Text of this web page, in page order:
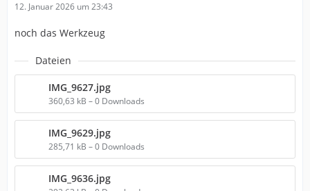
12. Januar 2026 um 23:43
noch das Werkzeug
Dateien
IMG_9627.jpg
360,63 kB – 0 Downloads
IMG_9629.jpg
285,71 kB – 0 Downloads
IMG_9636.jpg